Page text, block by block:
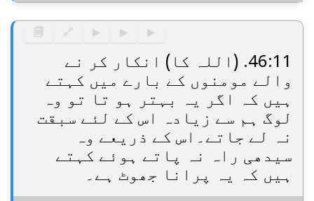
▶
▶
▶
🔗
🗐
46:11. (اللہ کا) انکار کر نے
والے مومنوں کے بارے میں کہتے
ہیں کہ اگر یہ بہتر ہو تا تو وہ
لوگ ہم سے زیادہ اس کے لئے سبقت
نہ لے جاتے۔اس کے ذریعے وہ
سیدھی راہ نہ پاتے ہوئے کہتے
ہیں کہ یہ پرانا جھوٹ ہے۔